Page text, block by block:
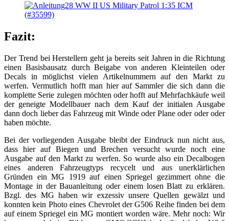
Fazit:
Der Trend bei Herstellern geht ja bereits seit Jahren in die Richtung
einen Basisbausatz durch Beigabe von anderen Kleinteilen oder
Decals in möglichst vielen Artikelnummern auf den Markt zu
werfen. Vermutlich hofft man hier auf Sammler die sich dann die
komplette Serie zulegen möchten oder hofft auf Mehrfachkäufe weil
der geneigte Modellbauer nach dem Kauf der initialen Ausgabe
dann doch lieber das Fahrzeug mit Winde oder Plane oder oder oder
haben möchte.
Bei der vorliegenden Ausgabe bleibt der Eindruck nun nicht aus,
dass hier auf Biegen und Brechen versucht wurde noch eine
Ausgabe auf den Markt zu werfen. So wurde also ein Decalbogen
eines anderen Fahrzeugtyps recycelt und aus unerklärlichen
Gründen ein MG 1919 auf einen Spriegel gezimmert ohne die
Montage in der Bauanleitung oder einem losen Blatt zu erklären.
Bzgl. des MG haben wir exzessiv unsere Quellen gewälzt und
konnten kein Photo eines Chevrolet der G506 Reihe finden bei dem
auf einem Spriegel ein MG montiert worden wäre. Mehr noch: Wir